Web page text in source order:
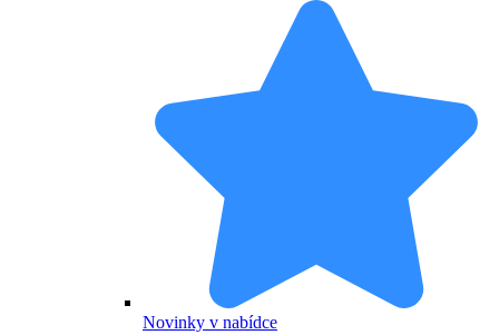
Novinky v nabídce